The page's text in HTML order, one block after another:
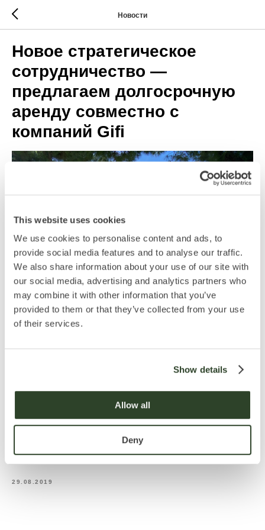
This website uses cookies
We use cookies to personalise content and ads, to
provide social media features and to analyse our traffic.
We also share information about your use of our site with
our social media, advertising and analytics partners who
may combine it with other information that you’ve
provided to them or that they’ve collected from your use
of their services.
Show details
Allow all
Deny
Новости
Новое стратегическое
сотрудничество —
предлагаем долгосрочную
аренду совместно с
компаний Gifi
Мы с гордостью сообщаем о заключении соглашения с
товаров для дома и отличным качеством (и при этом —
партнером в этом важном проекте.
Спасибо за вашу поддержку и доверие!
29.08.2019
© 2018–2026 Group de Palol